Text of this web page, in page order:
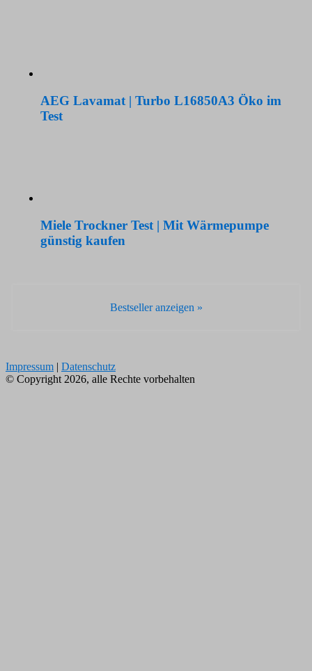
AEG Lavamat | Turbo L16850A3 Öko im
Test
Miele Trockner Test | Mit Wärmepumpe
günstig kaufen
Bestseller anzeigen »
Impressum | Datenschutz
© Copyright 2026, alle Rechte vorbehalten